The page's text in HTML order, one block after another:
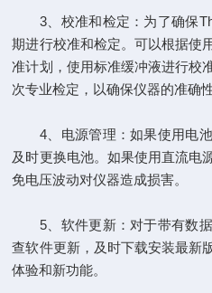
3、校准和检定：为了确保
期进行校准和检定。可以根据使
准计划，使用标准缓冲液进行校
次专业检定，以确保仪器的准确
4、电源管理：如果使用电池
及时更换电池。如果使用直流电
免电压波动对仪器造成损害。
5、软件更新：对于带有数据
查软件更新，及时下载安装最新
体验和新功能。